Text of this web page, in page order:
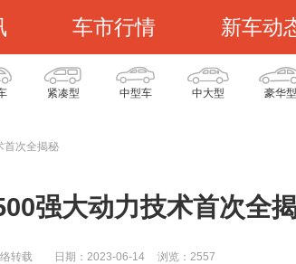
车市行情 新车动
紧凑型 中型车 中大型 豪华型
首次全揭秘
强大动力技术首次全
转载 日期：2023-06-14 浏览：2557